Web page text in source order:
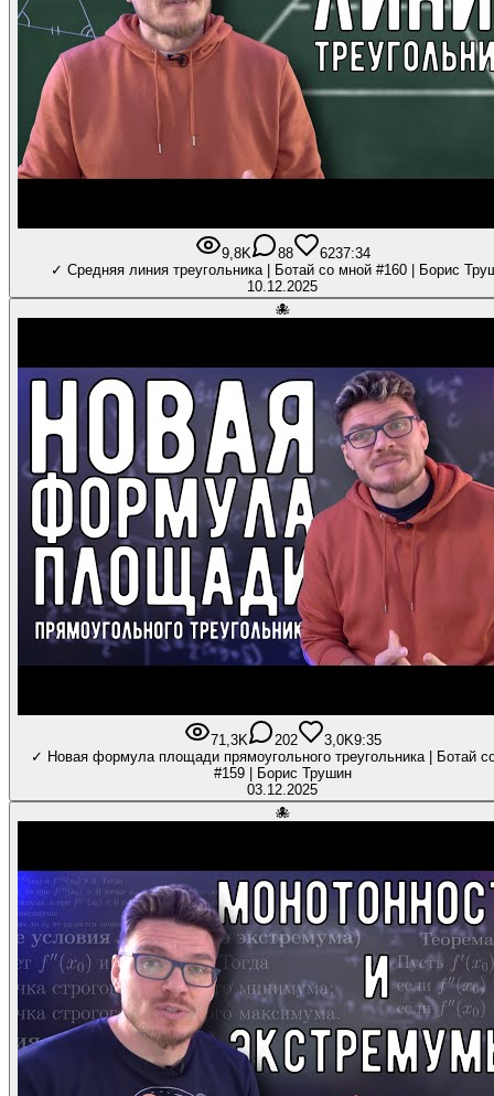
9,8K 88 6237:34
✓ Средняя линия треугольника | Ботай со мной #160 | Борис
10.12.2025
🐙
71,3K 202 3,0K9:35
✓ Новая формула площади прямоугольного треугольника | Ботай
#159 | Борис Трушин
03.12.2025
🐙